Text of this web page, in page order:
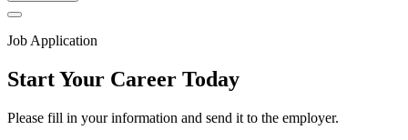
Job Application
Start Your Career Today
Please fill in your information and send it to the employer.